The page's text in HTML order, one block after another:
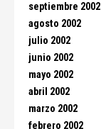
septiembre 2002
agosto 2002
julio 2002
junio 2002
mayo 2002
abril 2002
marzo 2002
febrero 2002